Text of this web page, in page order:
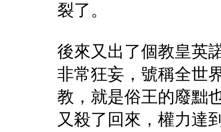
裂了。
後來又出了個教皇英
非常狂妄，號稱全世
教，就是俗王的廢黜
又殺了回來，權力達